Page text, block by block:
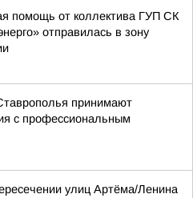
помощь от коллектива ГУП СК
отправилась в зону
принимают
с профессиональным
улиц Артёма/Ленина